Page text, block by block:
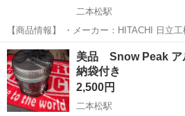
二本松駅
【商品情報】 ・メーカー：HITACHI 日立
クグラインダ ・型番：G18SP ・サイズ：
福島 二本松市
美品 Snow Peak ア
納袋付き
2,500円
二本松駅